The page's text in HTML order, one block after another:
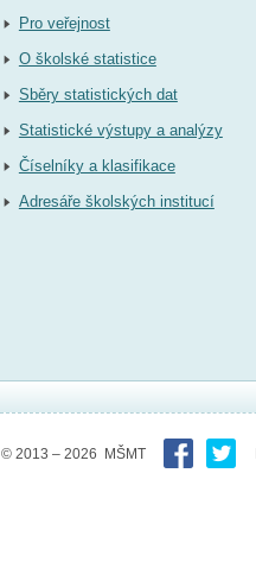
Pro veřejnost
O školské statistice
Sběry statistických dat
Statistické výstupy a analýzy
Číselníky a klasifikace
Adresáře školských institucí
© 2013 – 2026 MŠMT